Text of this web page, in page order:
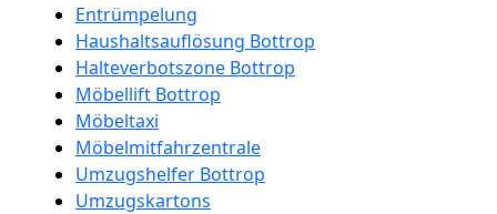
Entrümpelung
Haushaltsauflösung Bottrop
Halteverbotszone Bottrop
Möbellift Bottrop
Möbeltaxi
Möbelmitfahrzentrale
Umzugshelfer Bottrop
Umzugskartons